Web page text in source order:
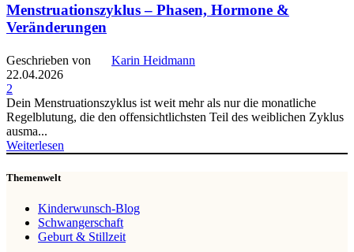
Menstruationszyklus – Phasen, Hormone &
Veränderungen
Geschrieben von
Karin Heidmann
22.04.2026
2
Dein Menstruationszyklus ist weit mehr als nur die monatliche
Regelblutung, die den offensichtlichsten Teil des weiblichen Zyklus
ausma...
Weiterlesen
Themenwelt
Kinderwunsch-Blog
Schwangerschaft
Geburt & Stillzeit